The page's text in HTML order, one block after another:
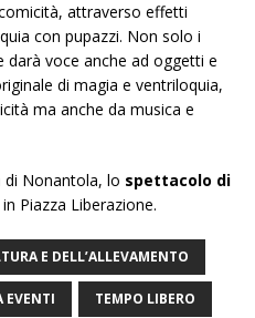
attraverso effetti
con pupazzi. Non solo i
darà voce anche ad oggetti e
di magia e ventriloquia,
ma anche da musica e
di Nonantola, lo spettacolo di
in Piazza Liberazione.
E DELL’ALLEVAMENTO
EVENTI TEMPO LIBERO